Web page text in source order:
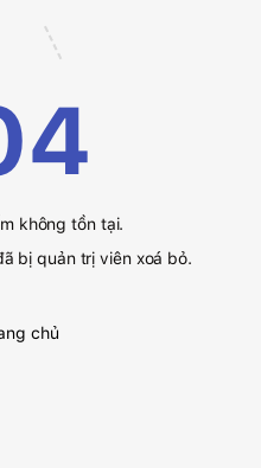
không tồn tại.
bị quản trị viên xoá bỏ.
chủ